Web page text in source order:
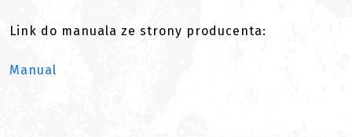
Link do manuala ze strony producenta:
Manual